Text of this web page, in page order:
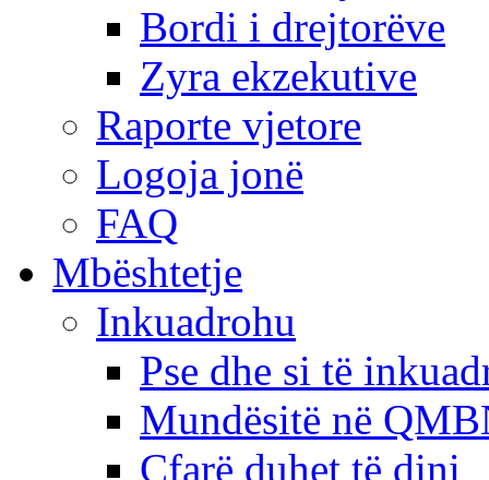
Bordi i drejtorëve
Zyra ekzekutive
Raporte vjetore
Logoja jonë
FAQ
Mbështetje
Inkuadrohu
Pse dhe si të
Mundësitë në
Çfarë duhet të dini